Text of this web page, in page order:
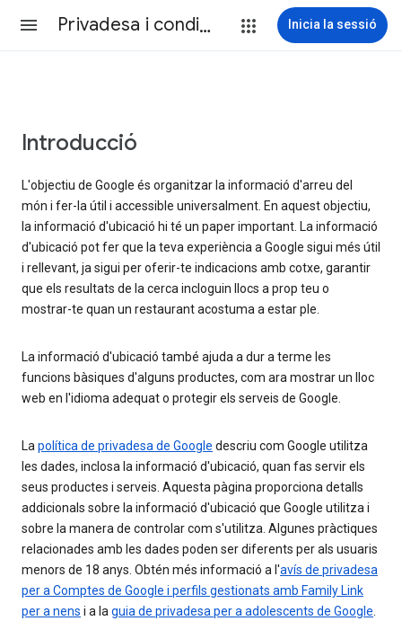
Privadesa i condicions Inicia la sessió
Introducció
L'objectiu de Google és organitzar la informació d'arreu del
món i fer-la útil i accessible universalment. En aquest objectiu,
la informació d'ubicació hi té un paper important. La informació
d'ubicació pot fer que la teva experiència a Google sigui més útil
i rellevant, ja sigui per oferir-te indicacions amb cotxe, garantir
que els resultats de la cerca incloguin llocs a prop teu o
mostrar-te quan un restaurant acostuma a estar ple.
La informació d'ubicació també ajuda a dur a terme les
funcions bàsiques d'alguns productes, com ara mostrar un lloc
web en l'idioma adequat o protegir els serveis de Google.
La política de privadesa de Google descriu com Google utilitza
les dades, inclosa la informació d'ubicació, quan fas servir els
seus productes i serveis. Aquesta pàgina proporciona detalls
addicionals sobre la informació d'ubicació que Google utilitza i
sobre la manera de controlar com s'utilitza. Algunes pràctiques
relacionades amb les dades poden ser diferents per als usuaris
menors de 18 anys. Obtén més informació a l'avís de privadesa
per a Comptes de Google i perfils gestionats amb Family Link
per a nens i a la guia de privadesa per a adolescents de Google